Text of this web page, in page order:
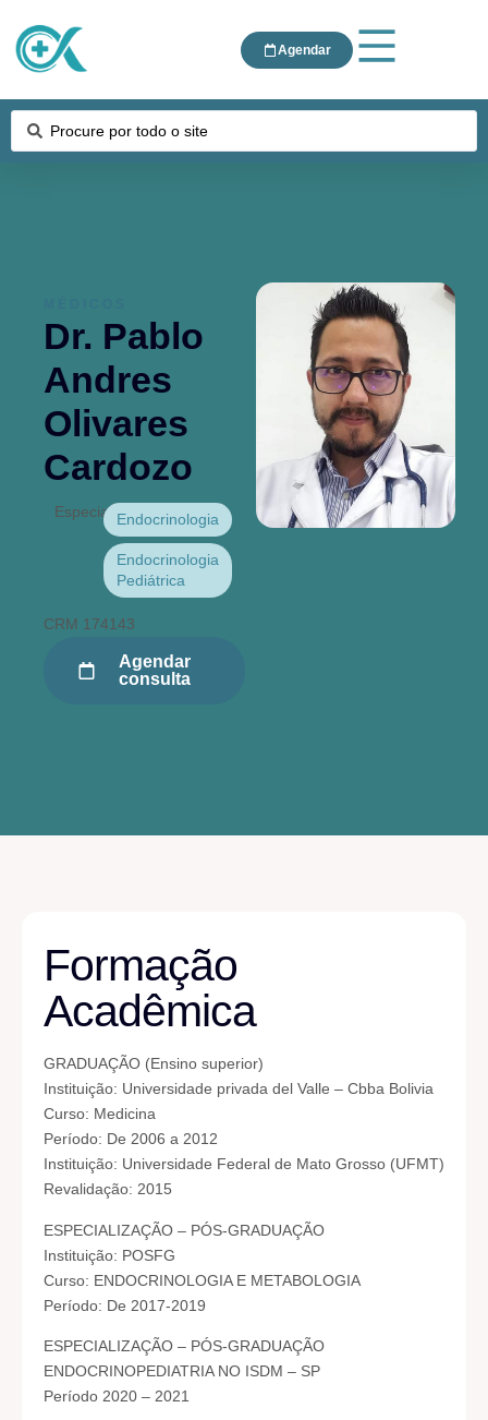
Agendar
Dr. Pablo
Andres
Olivares
Cardozo
Especialidade(s):Endocrinologia
Endocrinologia
Pediátrica
CRM 174143
Agendar
consulta
Formação
Acadêmica
GRADUAÇÃO (Ensino superior)
Instituição: Universidade privada del Valle – Cbba Bolivia
Curso: Medicina
Período: De 2006 a 2012
Instituição: Universidade Federal de Mato Grosso (UFMT)
Revalidação: 2015
ESPECIALIZAÇÃO – PÓS-GRADUAÇÃO
Instituição: POSFG
Curso: ENDOCRINOLOGIA E METABOLOGIA
Período: De 2017-2019
ESPECIALIZAÇÃO – PÓS-GRADUAÇÃO
ENDOCRINOPEDIATRIA NO ISDM – SP
Período 2020 – 2021